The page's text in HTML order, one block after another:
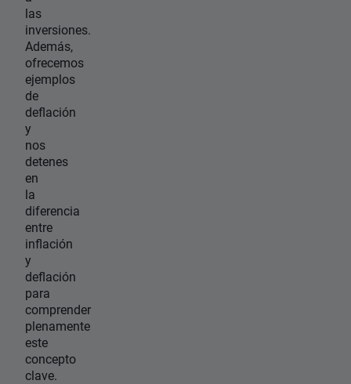
las
inversiones.
Además,
ofrecemos
ejemplos
de
deflación
y
nos
detenes
en
la
diferencia
entre
inflación
y
deflación
para
comprender
plenamente
este
concepto
clave.